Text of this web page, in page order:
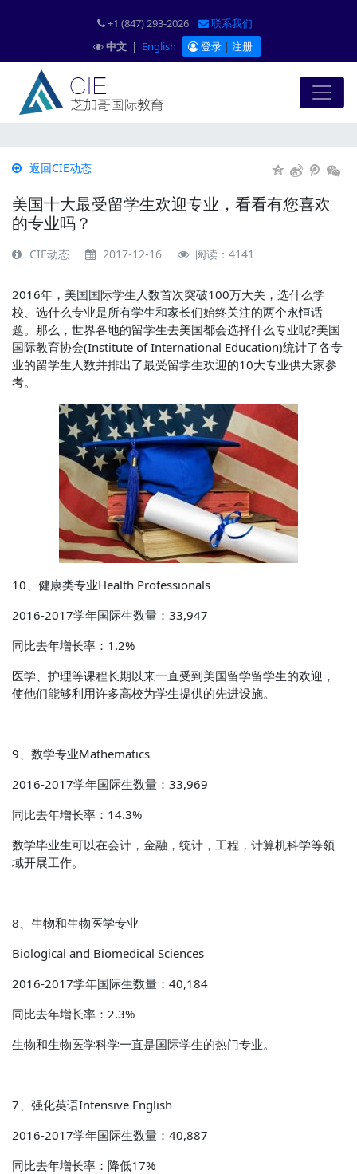
+1 (847) 293-2026
联系我们
中文 | English 登录 | 注册
返回CIE动态
美国十大最受留学生欢迎专业，看看有您喜欢
的专业吗？
CIE动态 2017-12-16 阅读：4141
2016年，美国国际学生人数首次突破100万大关，选什么学
校、选什么专业是所有学生和家长们始终关注的两个永恒话
题。那么，世界各地的留学生去美国都会选择什么专业呢?美国
国际教育协会(Institute of International Education)统计了各专
业的留学生人数并排出了最受留学生欢迎的10大专业供大家参
考。
10、健康类专业Health Professionals
2016-2017学年国际生数量：33,947
同比去年增长率：1.2%
医学、护理等课程长期以来一直受到美国留学留学生的欢迎，
使他们能够利用许多高校为学生提供的先进设施。
9、数学专业Mathematics
2016-2017学年国际生数量：33,969
同比去年增长率：14.3%
数学毕业生可以在会计，金融，统计，工程，计算机科学等领
域开展工作。
8、生物和生物医学专业
Biological and Biomedical Sciences
2016-2017学年国际生数量：40,184
同比去年增长率：2.3%
生物和生物医学科学一直是国际学生的热门专业。
7、强化英语Intensive English
2016-2017学年国际生数量：40,887
同比去年增长率：降低17%